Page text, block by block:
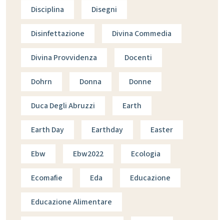
Disciplina Disegni
Disinfettazione Divina Commedia
Divina Provvidenza Docenti
Dohrn Donna Donne
Duca Degli Abruzzi Earth
Earth Day Earthday Easter
Ebw Ebw2022 Ecologia
Ecomafie Eda Educazione
Educazione Alimentare